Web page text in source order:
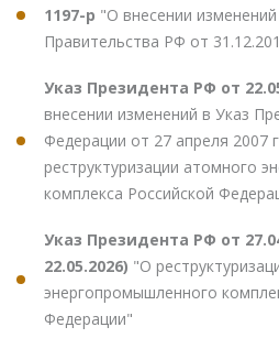
1197-р "О внесении
Правительства РФ от
Указ Президента РФ от
внесении изменений в Указ
Федерации от 27 апреля 2007
реструктуризации атомного
комплекса Российской
Указ Президента РФ от
22.05.2026) "О
энергопромышленного
Федерации"